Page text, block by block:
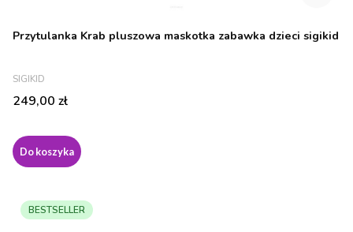
Przytulanka Krab pluszowa maskotka zabawka dzieci sigikid
PRODUCENT
SIGIKID
Cena
249,00 zł
Do koszyka
BESTSELLER